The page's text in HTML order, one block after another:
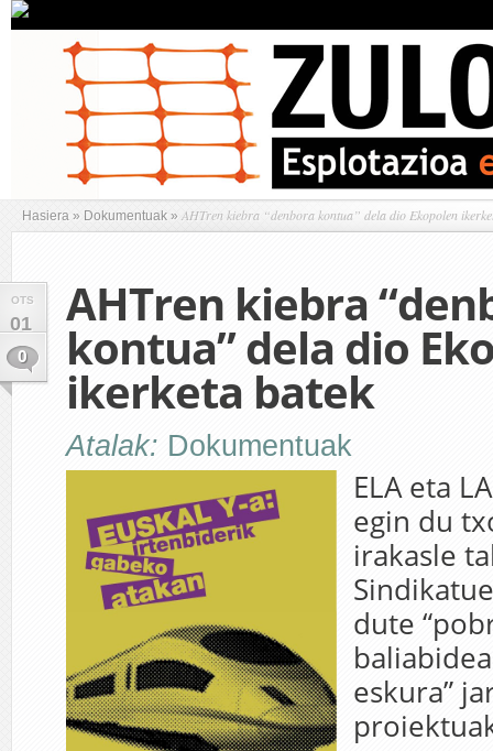
Hasiera » Dokumentuak » AHTren kiebra “denbora kontua” dela dio Ekopolen
OTS
01
0
AHTren kiebra
kontua” dela dio
ikerketa batek
Atalak: Dokumentuak
ELA eta
egin du
irakasle
dute
eskura”